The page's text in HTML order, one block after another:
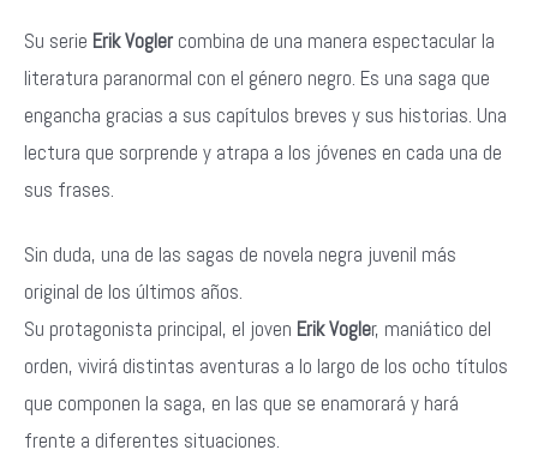
Su serie Erik Vogler combina de una manera espectacular la
literatura paranormal con el género negro. Es una saga que
engancha gracias a sus capítulos breves y sus historias. Una
lectura que sorprende y atrapa a los jóvenes en cada una de
sus frases.
Sin duda, una de las sagas de novela negra juvenil más
original de los últimos años.
Su protagonista principal, el joven Erik Vogler, maniático del
orden, vivirá distintas aventuras a lo largo de los ocho títulos
que componen la saga, en las que se enamorará y hará
frente a diferentes situaciones.